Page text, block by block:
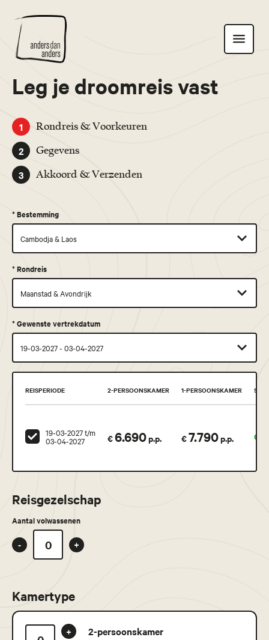
Anders
dan
Anders
Toon
navigatie
Leg je droomreis vast
1 Rondreis & Voorkeuren
2 Gegevens
3 Akkoord & Verzenden
*Bestemming
*Rondreis
*Gewenste vertrekdatum
REISPERIODE 2-PERSOONSKAMER 1-PERSOONSKAMER
19-03-2027 t/m
03-04-2027 €6.690p.p. €7.790p.p.
Reisgezelschap
Aantal volwassenen
- +
Kamertype
+
2-persoonskamer